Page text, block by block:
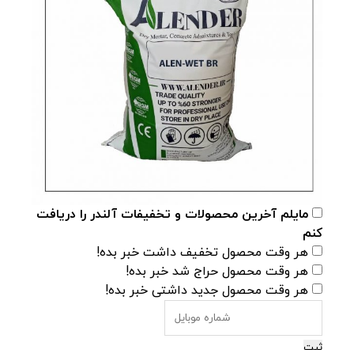
مایلم آخرین محصولات و تخفیفات آلندر را دریافت
کنم
هر وقت محصول تخفیف داشت خبر بده!
هر وقت محصول حراج شد خبر بده!
هر وقت محصول جدید داشتی خبر بده!